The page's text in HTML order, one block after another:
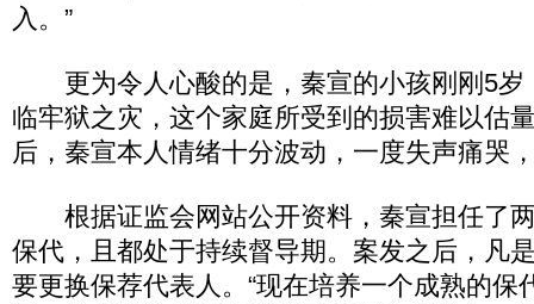
入。”
更为令人心酸的是，秦宣的小孩刚刚5岁
临牢狱之灾，这个家庭所受到的损害难以估
后，秦宣本人情绪十分波动，一度失声痛哭
根据证监会网站公开资料，秦宣担任了
保代，且都处于持续督导期。案发之后，凡
要更换保荐代表人。“现在培养一个成熟的保